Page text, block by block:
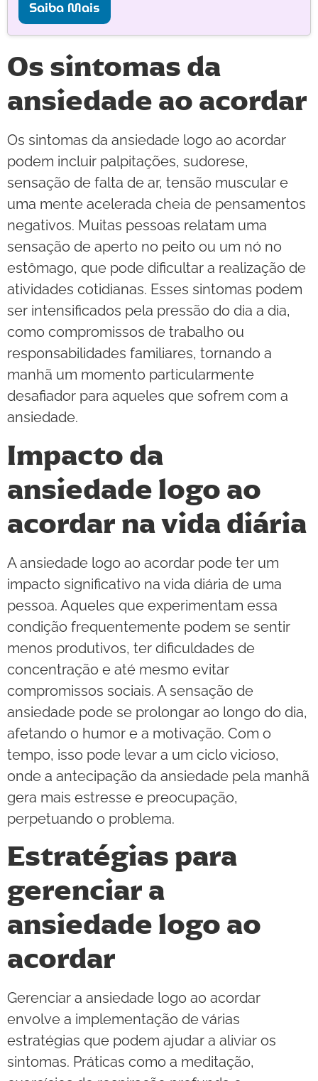
Saiba Mais
Os sintomas da
ansiedade ao acordar
Os sintomas da ansiedade logo ao acordar
podem incluir palpitações, sudorese,
sensação de falta de ar, tensão muscular e
uma mente acelerada cheia de pensamentos
negativos. Muitas pessoas relatam uma
sensação de aperto no peito ou um nó no
estômago, que pode dificultar a realização de
atividades cotidianas. Esses sintomas podem
ser intensificados pela pressão do dia a dia,
como compromissos de trabalho ou
responsabilidades familiares, tornando a
manhã um momento particularmente
desafiador para aqueles que sofrem com a
ansiedade.
Impacto da
ansiedade logo ao
acordar na vida diária
A ansiedade logo ao acordar pode ter um
impacto significativo na vida diária de uma
pessoa. Aqueles que experimentam essa
condição frequentemente podem se sentir
menos produtivos, ter dificuldades de
concentração e até mesmo evitar
compromissos sociais. A sensação de
ansiedade pode se prolongar ao longo do dia,
afetando o humor e a motivação. Com o
tempo, isso pode levar a um ciclo vicioso,
onde a antecipação da ansiedade pela manhã
gera mais estresse e preocupação,
perpetuando o problema.
Estratégias para
gerenciar a
ansiedade logo ao
acordar
Gerenciar a ansiedade logo ao acordar
envolve a implementação de várias
estratégias que podem ajudar a aliviar os
sintomas. Práticas como a meditação,